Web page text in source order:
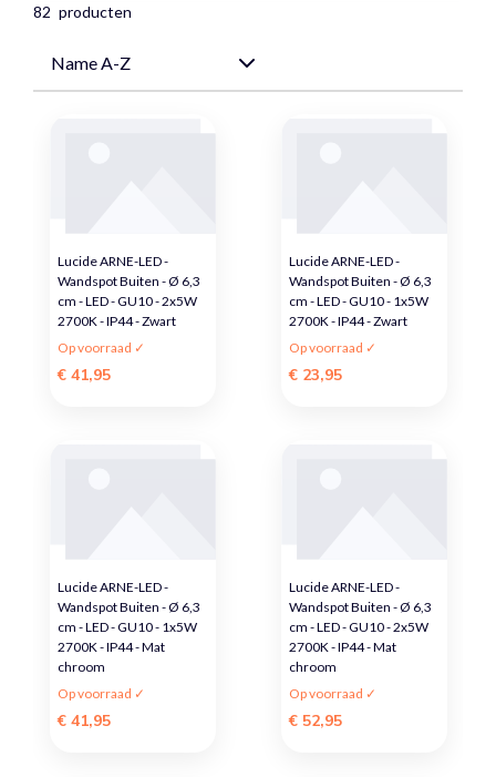
82 producten
Lucide ARNE-LED -
Wandspot Buiten - Ø 6,3
cm - LED - GU10 - 2x5W
2700K - IP44 - Zwart
Op voorraad ✓
€ 41,95
Lucide ARNE-LED -
Wandspot Buiten - Ø 6,3
cm - LED - GU10 - 1x5W
2700K - IP44 - Zwart
Op voorraad ✓
€ 23,95
Lucide ARNE-LED -
Wandspot Buiten - Ø 6,3
cm - LED - GU10 - 1x5W
2700K - IP44 - Mat
chroom
Op voorraad ✓
€ 41,95
Lucide ARNE-LED -
Wandspot Buiten - Ø 6,3
cm - LED - GU10 - 2x5W
2700K - IP44 - Mat
chroom
Op voorraad ✓
€ 52,95